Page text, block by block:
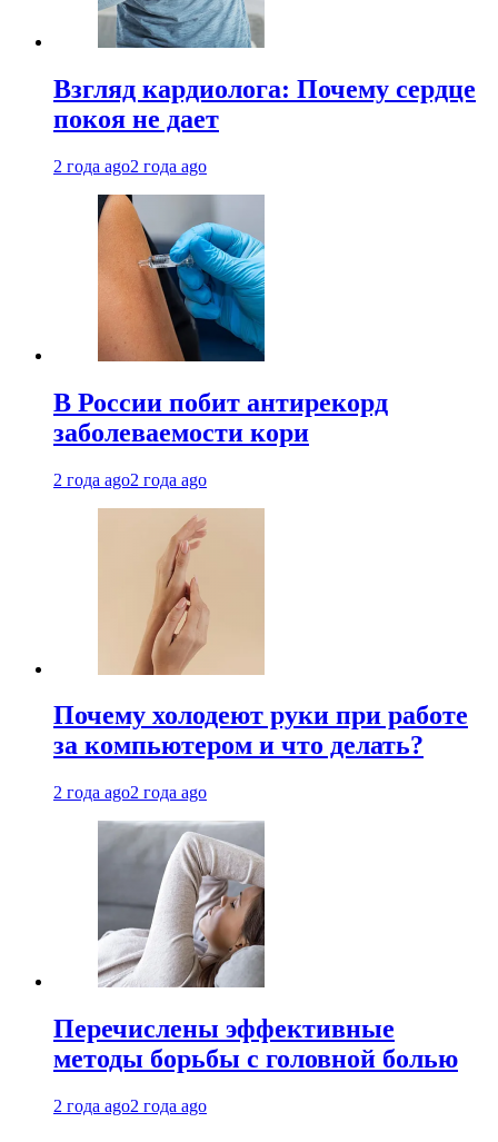
Взгляд кардиолога: Почему сердце
покоя не дает
2 года ago2 года ago
В России побит антирекорд
заболеваемости кори
2 года ago2 года ago
Почему холодеют руки при работе
за компьютером и что делать?
2 года ago2 года ago
Перечислены эффективные
методы борьбы с головной болью
2 года ago2 года ago